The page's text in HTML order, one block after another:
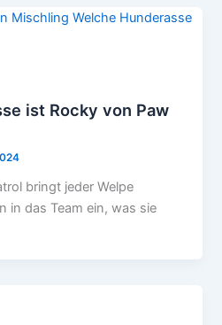
ist Rocky von Paw
bringt jeder Welpe
in das Team ein, was sie